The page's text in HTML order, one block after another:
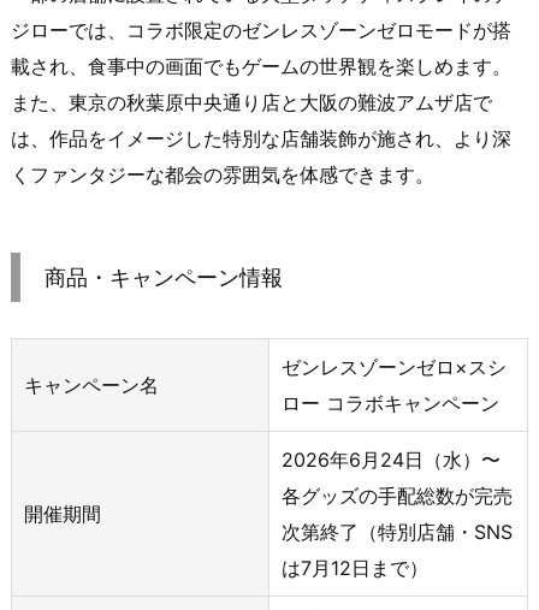
ジローでは、コラボ限定のゼンレスゾーンゼロモードが搭
載され、食事中の画面でもゲームの世界観を楽しめます。
また、東京の秋葉原中央通り店と大阪の難波アムザ店で
は、作品をイメージした特別な店舗装飾が施され、より深
くファンタジーな都会の雰囲気を体感できます。
商品・キャンペーン情報
キャンペーン名
ゼンレスゾーンゼロ×スシ
ロー コラボキャンペーン
開催期間
2026年6月24日（水）〜
各グッズの手配総数が完売
次第終了（特別店舗・SNS
は7月12日まで）